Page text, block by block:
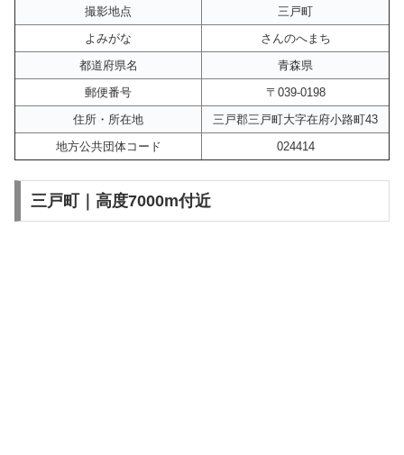
撮影地点
三戸町
よみがな
さんのへまち
都道府県名
青森県
郵便番号
〒039-0198
住所・所在地
三戸郡三戸町大字在府小路町43
地方公共団体コード
024414
三戸町｜高度7000m付近